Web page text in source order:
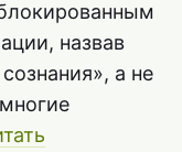
назвав
а не